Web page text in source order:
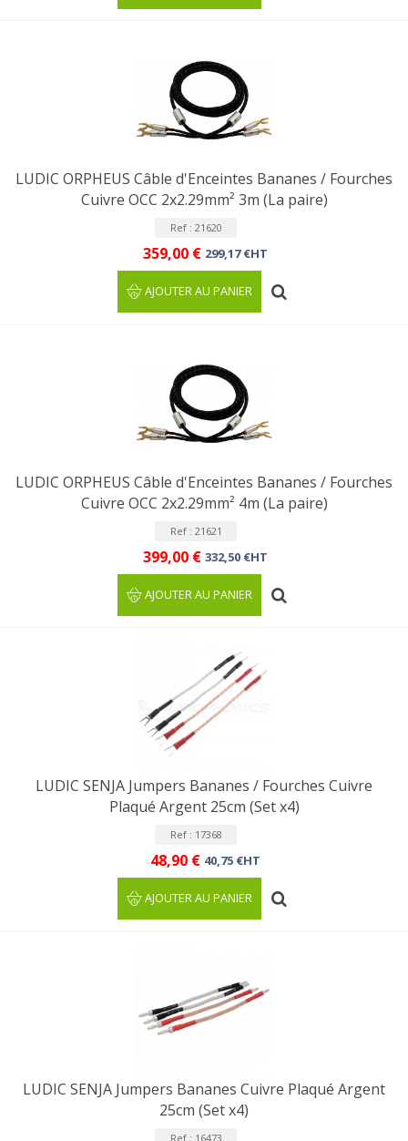
LUDIC ORPHEUS Câble d'Enceintes Bananes / Fourches
Cuivre OCC 2x2.29mm² 3m (La paire)
Ref : 21620
359,00 € 299,17 €HT
AJOUTER AU PANIER
LUDIC ORPHEUS Câble d'Enceintes Bananes / Fourches
Cuivre OCC 2x2.29mm² 4m (La paire)
Ref : 21621
399,00 € 332,50 €HT
AJOUTER AU PANIER
LUDIC SENJA Jumpers Bananes / Fourches Cuivre
Plaqué Argent 25cm (Set x4)
Ref : 17368
48,90 € 40,75 €HT
AJOUTER AU PANIER
LUDIC SENJA Jumpers Bananes Cuivre Plaqué Argent
25cm (Set x4)
Ref : 16473